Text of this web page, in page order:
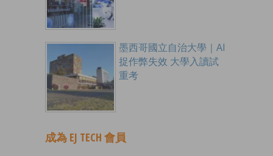
墨西哥國立自治大學｜AI
捉作弊失效 大學入讀試
重考
成為 EJ TECH 會員